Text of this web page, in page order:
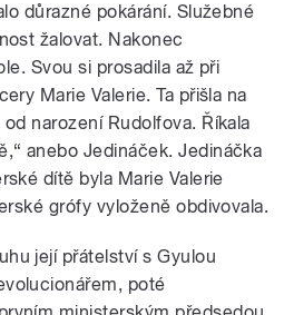
důrazné pokárání. Služebné
žalovat. Nakonec
Svou si prosadila až při
Marie Valerie. Ta přišla na
narození Rudolfova. Říkala
anebo Jedináček. Jedináčka
dítě byla Marie Valerie
grófy vyloženě obdivovala.
její přátelství s Gyulou
poté